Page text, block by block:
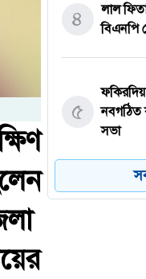
৪
লাল
বিএনপি
৫
নবগঠিত
সভা